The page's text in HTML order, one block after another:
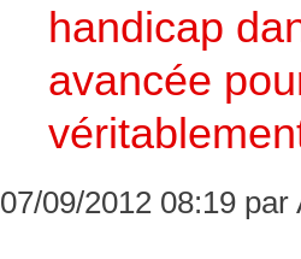
handicap
avancée
07/09/2012 08:19 par